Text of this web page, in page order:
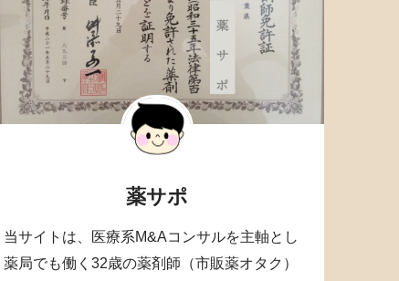
薬サポ
当サイトは、医療系M&Aコンサルを主軸とし
薬局でも働く32歳の薬剤師（市販薬オタク）